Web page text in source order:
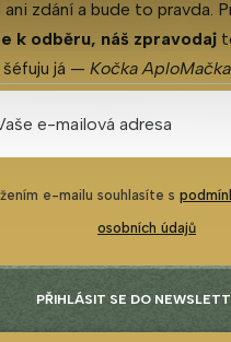
ani zdání a bude to pravda.
k odběru, náš zpravodaj
já — Kočka AploMačka
e-mailu souhlasíte s
osobních údajů
PŘIHLÁSIT SE DO